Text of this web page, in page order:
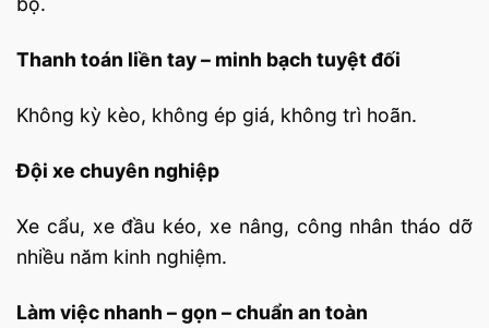
Thanh toán liền tay – minh bạch tuyệt đối
Không kỳ kèo, không ép giá, không trì hoãn.
Đội xe chuyên nghiệp
Xe cẩu, xe đầu kéo, xe nâng, công nhân tháo dỡ
nhiều năm kinh nghiệm.
Làm việc nhanh – gọn – chuẩn an toàn